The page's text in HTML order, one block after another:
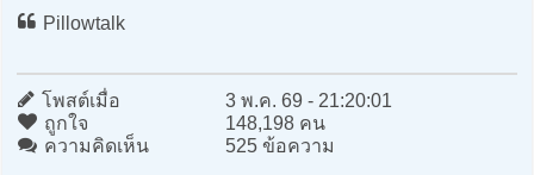
Pillowtalk
โพสต์เมื่อ
3 พ.ค. 69 - 21:20:01
ถูกใจ
148,198 คน
ความคิดเห็น
525 ข้อความ